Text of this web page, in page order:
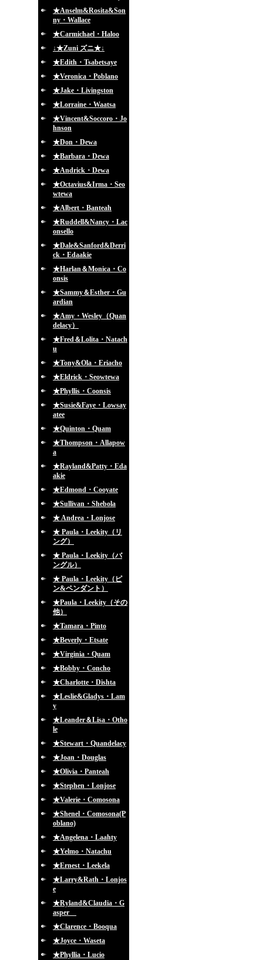
★Anselm&Rosita&Son
ny・Wallace
★Carmichael・Haloo
↓★Zuni ズニ★↓
★Edith・Tsabetsaye
★Veronica・Poblano
★Jake・Livingston
★Lorraine・Waatsa
★Vincent&Soccoro・Jo
hnson
★Don・Dewa
★Barbara・Dewa
★Andrick・Dewa
★Octavius&Irma・Seo
wtewa
★Albert・Banteah
★Ruddell&Nancy・Lac
onsello
★Dale&Sanford&Derri
ck・Edaakie
★Harlan＆Monica・Co
onsis
★Sammy＆Esther・Gu
ardian
★Amy・Wesley（Quan
delacy）
★Fred＆Lolita・Natach
u
★Tony&Ola・Eriacho
★Eldrick・Seowtewa
★Phyllis・Coonsis
★Susie&Faye・Lowsay
atee
★Quinton・Quam
★Thompson・Allapow
a
★Rayland&Patty・Eda
akie
★Edmond・Cooyate
★Sullivan・Shebola
★ Andrea・Lonjose
★ Paula・Leekity（リ
ング）
★ Paula・Leekity（バ
ングル）
★ Paula・Leekity（ピ
ン&ペンダント）
★Paula・Leekity（その
他）
★Tamara・Pinto
★Beverly・Etsate
★Virginia・Quam
★Bobby・Concho
★Charlotte・Dishta
★Leslie&Gladys・Lam
y
★Leander＆Lisa・Otho
le
★Stewart・Quandelacy
★Joan・Douglas
★Olivia・Panteah
★Stephen・Lonjose
★Valerie・Comosona
★Shenel・Comosona(P
oblano)
★Angelena・Laahty
★Yelmo・Natachu
★Ernest・Leekela
★Larry&Rath・Lonjos
e
★Ryland&Claudia・G
asper
★Clarence・Booqua
★Joyce・Waseta
★Phyllia・Lucio